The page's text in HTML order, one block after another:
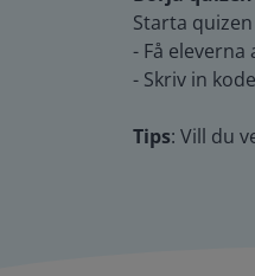
Starta
- Få eleverna
- Skriv in
Tips: Vill du